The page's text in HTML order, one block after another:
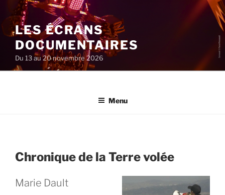
au
contenu
principal
LES ÉCRANS
DOCUMENTAIRES
Du 13 au 20 novembre 2026
Menu
Chronique de la Terre volée
Marie Dault